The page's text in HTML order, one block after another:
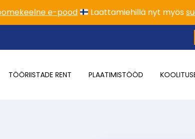
e-pood Laattamiehillä nyt myös
TÖÖRIISTADE RENT PLAATIMISTÖÖD